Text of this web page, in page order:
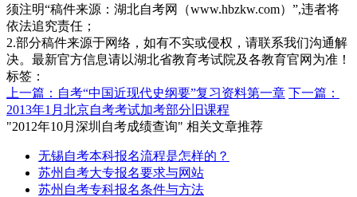
须注明“稿件来源：湖北自考网（www.hbzkw.com）”,违者将
依法追究责任；
2.部分稿件来源于网络，如有不实或侵权，请联系我们沟通解
决。最新官方信息请以湖北省教育考试院及各教育官网为准！
标签：
上一篇：自考“中国近现代史纲要”复习资料第一章 下一篇：
2013年1月北京自考考试加考部分旧课程
"2012年10月深圳自考成绩查询" 相关文章推荐
无锡自考本科报名流程是怎样的？
苏州自考大专报名要求与网站
苏州自考专科报名条件与方法